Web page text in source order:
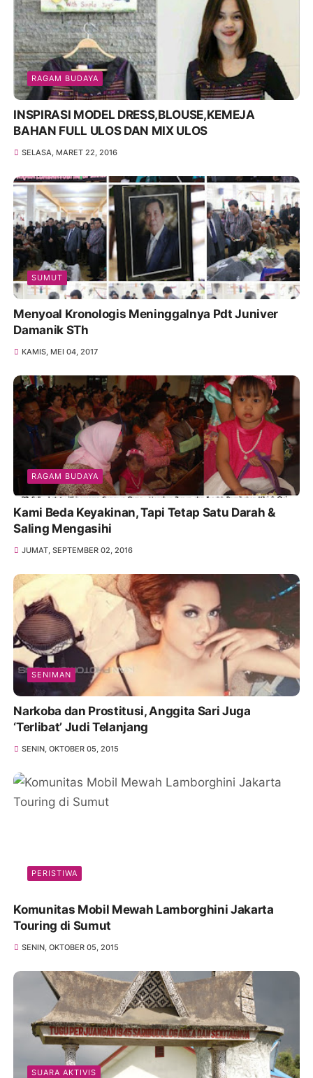
RAGAM BUDAYA
INSPIRASI MODEL DRESS,BLOUSE,KEMEJA
BAHAN FULL ULOS DAN MIX ULOS
SELASA, MARET 22, 2016
SUMUT
Menyoal Kronologis Meninggalnya Pdt Juniver
Damanik STh
KAMIS, MEI 04, 2017
RAGAM BUDAYA
Kami Beda Keyakinan, Tapi Tetap Satu Darah &
Saling Mengasihi
JUMAT, SEPTEMBER 02, 2016
SENIMAN
Narkoba dan Prostitusi, Anggita Sari Juga
‘Terlibat’ Judi Telanjang
SENIN, OKTOBER 05, 2015
PERISTIWA
Komunitas Mobil Mewah Lamborghini Jakarta
Touring di Sumut
SENIN, OKTOBER 05, 2015
SUARA AKTIVIS